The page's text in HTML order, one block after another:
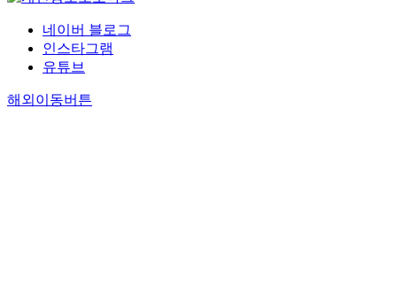
네이버 블로그
인스타그램
유튜브
해외이동버튼